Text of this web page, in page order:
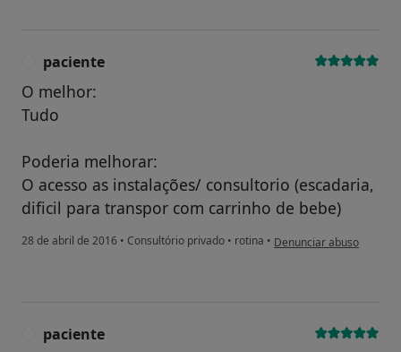
paciente
O melhor:
Tudo
Poderia melhorar:
O acesso as instalações/ consultorio (escadaria,
dificil para transpor com carrinho de bebe)
28 de abril de 2016 • Consultório privado • rotina • na opinião do utilizador
Denunciar abuso
paciente